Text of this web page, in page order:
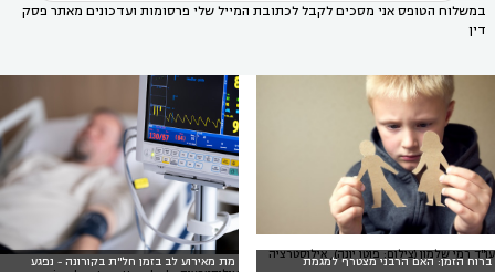
במשלוח הטופס אני מסכים לקבל לכתובת המייל שלי פרסומות ועדכונים מאתר פסק
דין
ברוח הזמן: האם הרבני מצטרף למגמת
עו"ד רמי שלמון (צילום: פוטו יונה), אילוסטרציה
מת מאירוע לב בזמן חל"ת בקורונה - נפגע